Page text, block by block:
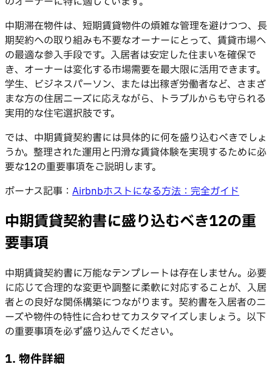
中期滞在物件は、短期賃貸物件の煩雑な管理を避けつつ、長
期契約への取り組みも不要なオーナーにとって、賃貸市場へ
の最適な参入手段です。入居者は安定した住まいを確保で
き、オーナーは変化する市場需要を最大限に活用できます。
学生、ビジネスパーソン、または出稼ぎ労働者など、さまざ
まな方の住居ニーズに応えながら、トラブルからも守られる
実用的な住宅選択肢です。
では、中期賃貸契約書には具体的に何を盛り込むべきでしょ
うか。整理された運用と円滑な賃貸体験を実現するために必
要な12の重要事項をご説明します。
ボーナス記事： Airbnbホストになる方法：完全ガイド
中期賃貸契約書に盛り込むべき12の重
要事項
中期賃貸契約書に万能なテンプレートは存在しません。必要
に応じて合理的な変更や調整に柔軟に対応することが、入居
者との良好な関係構築につながります。契約書を入居者のニ
ーズや物件の特性に合わせてカスタマイズしましょう。以下
の重要事項を必ず盛り込んでください。
1. 物件詳細